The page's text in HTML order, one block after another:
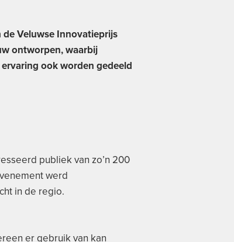
Veluwse Innovatieprijs
ontworpen, waarbij
ook worden gedeeld
publiek van zo’n 200
werd
in de regio.
er gebruik van kan